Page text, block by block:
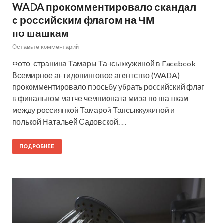
WADA прокомментировало скандал
с российским флагом на ЧМ
по шашкам
Оставьте комментарий
Фото: страница Тамары Тансыккужиной в Facebook
Всемирное антидопинговое агентство (WADA)
прокомментировало просьбу убрать российский флаг
в финальном матче чемпионата мира по шашкам
между россиянкой Тамарой Тансыккужиной и
полькой Натальей Садовской. …
ПОДРОБНЕЕ